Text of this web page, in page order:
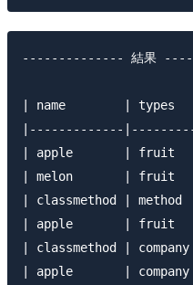
-------------- 結果
| name        | types
|-------------
| apple       | fruit
| melon       | fruit
| classmethod |
| apple       | fruit
| classmethod |